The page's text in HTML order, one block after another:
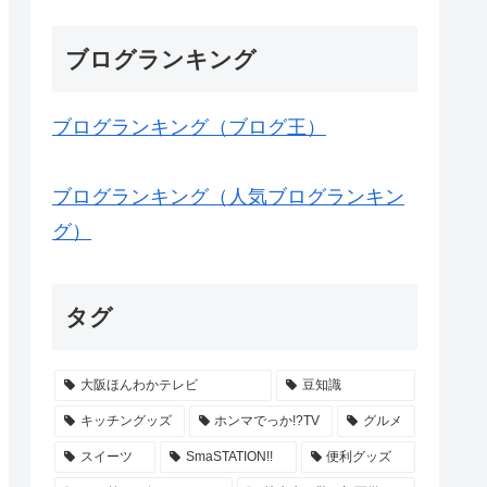
ブログランキング
ブログランキング（ブログ王）
ブログランキング（人気ブログランキン
グ）
タグ
大阪ほんわかテレビ 豆知識
キッチングッズ ホンマでっか!?TV グルメ
スイーツ SmaSTATION!! 便利グッズ